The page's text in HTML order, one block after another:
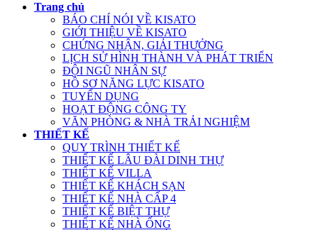
Trang chủ
BÁO CHÍ NÓI VỀ KISATO
GIỚI THIỆU VỀ KISATO
CHỨNG NHẬN, GIẢI THƯỞNG
LỊCH SỬ HÌNH THÀNH VÀ PHÁT TRIỂN
ĐỘI NGŨ NHÂN SỰ
HỒ SƠ NĂNG LỰC KISATO
TUYỂN DỤNG
HOẠT ĐỘNG CÔNG TY
VĂN PHÒNG & NHÀ TRẢI NGHIỆM
THIẾT KẾ
QUY TRÌNH THIẾT KẾ
THIẾT KẾ LÂU ĐÀI DINH THỰ
THIẾT KẾ VILLA
THIẾT KẾ KHÁCH SẠN
THIẾT KẾ NHÀ CẤP 4
THIẾT KẾ BIỆT THỰ
THIẾT KẾ NHÀ ỐNG